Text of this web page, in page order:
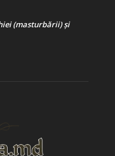
(masturbării) şi